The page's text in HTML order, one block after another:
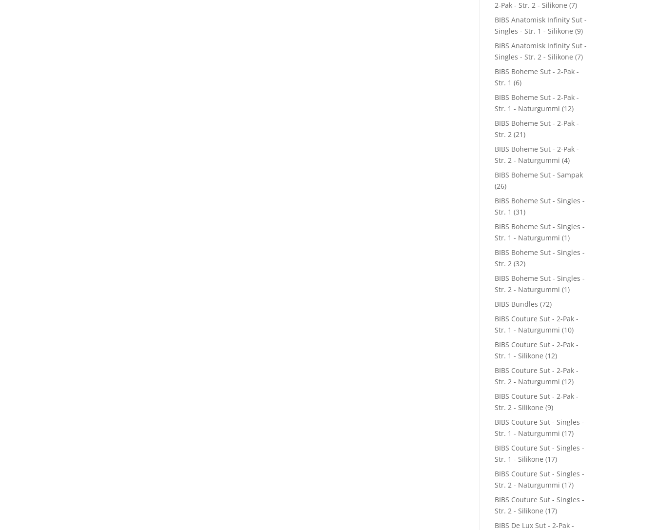
2-Pak - Str. 2 - Silikone (7)
BIBS Anatomisk Infinity Sut -
Singles - Str. 1 - Silikone (9)
BIBS Anatomisk Infinity Sut -
Singles - Str. 2 - Silikone (7)
BIBS Boheme Sut - 2-Pak -
Str. 1 (6)
BIBS Boheme Sut - 2-Pak -
Str. 1 - Naturgummi (12)
BIBS Boheme Sut - 2-Pak -
Str. 2 (21)
BIBS Boheme Sut - 2-Pak -
Str. 2 - Naturgummi (4)
BIBS Boheme Sut - Sampak
(26)
BIBS Boheme Sut - Singles -
Str. 1 (31)
BIBS Boheme Sut - Singles -
Str. 1 - Naturgummi (1)
BIBS Boheme Sut - Singles -
Str. 2 (32)
BIBS Boheme Sut - Singles -
Str. 2 - Naturgummi (1)
BIBS Bundles (72)
BIBS Couture Sut - 2-Pak -
Str. 1 - Naturgummi (10)
BIBS Couture Sut - 2-Pak -
Str. 1 - Silikone (12)
BIBS Couture Sut - 2-Pak -
Str. 2 - Naturgummi (12)
BIBS Couture Sut - 2-Pak -
Str. 2 - Silikone (9)
BIBS Couture Sut - Singles -
Str. 1 - Naturgummi (17)
BIBS Couture Sut - Singles -
Str. 1 - Silikone (17)
BIBS Couture Sut - Singles -
Str. 2 - Naturgummi (17)
BIBS Couture Sut - Singles -
Str. 2 - Silikone (17)
BIBS De Lux Sut - 2-Pak -